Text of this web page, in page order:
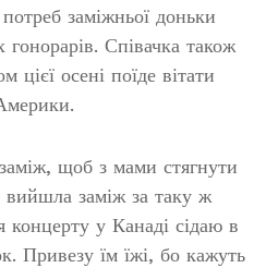
заміжньої доньки
гонорарів. Співачка також
цієї осені поїде вітати
щоб з мами стягнути
заміж за таку ж
концерту у Канаді сідаю в
Привезу їм їжі, бо кажуть